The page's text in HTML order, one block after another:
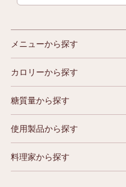
メニューから探す
カロリーから探す
糖質量から探す
使用製品から探す
料理家から探す